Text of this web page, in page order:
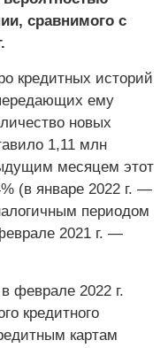
сравнимого с
кредитных историй
ему
новых
1,11 млн
месяцем этот
(в январе 2022 г. —
периодом
2021 г. —
феврале 2022 г.
кредитного
картам